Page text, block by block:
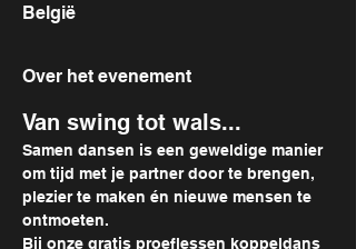
België
Over het evenement
Van swing tot wals...
Samen dansen is een geweldige manier
om tijd met je partner door te brengen,
plezier te maken én nieuwe mensen te
ontmoeten.
Bij onze gratis proeflessen koppeldans